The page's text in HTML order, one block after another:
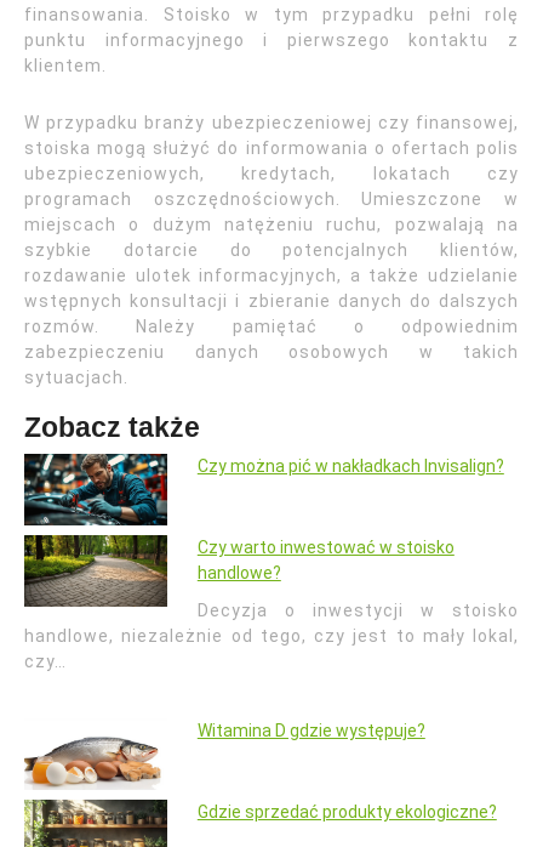
finansowania. Stoisko w tym przypadku pełni rolę
punktu informacyjnego i pierwszego kontaktu z
klientem.
W przypadku branży ubezpieczeniowej czy finansowej,
stoiska mogą służyć do informowania o ofertach polis
ubezpieczeniowych, kredytach, lokatach czy
programach oszczędnościowych. Umieszczone w
miejscach o dużym natężeniu ruchu, pozwalają na
szybkie dotarcie do potencjalnych klientów,
rozdawanie ulotek informacyjnych, a także udzielanie
wstępnych konsultacji i zbieranie danych do dalszych
rozmów. Należy pamiętać o odpowiednim
zabezpieczeniu danych osobowych w takich
sytuacjach.
Zobacz także
Czy można pić w nakładkach Invisalign?
Czy warto inwestować w stoisko
handlowe?
Decyzja o inwestycji w stoisko
handlowe, niezależnie od tego, czy jest to mały lokal,
czy…
Witamina D gdzie występuje?
Gdzie sprzedać produkty ekologiczne?